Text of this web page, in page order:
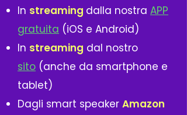
In streaming dalla nostra APP
gratuita (iOS e Android)
In streaming dal nostro
sito (anche da smartphone e
tablet)
Dagli smart speaker Amazon